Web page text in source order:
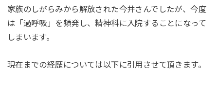
家族のしがらみから解放された今井さんでしたが、今度
は「過呼吸」を頻発し、精神科に入院することになって
しまいます。
現在までの経歴については以下に引用させて頂きます。